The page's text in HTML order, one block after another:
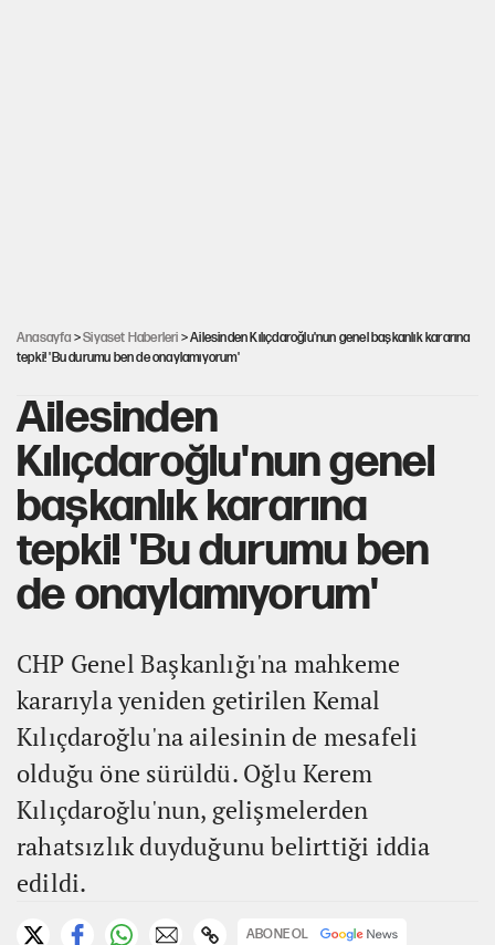
Anasayfa >Siyaset Haberleri > Ailesinden Kılıçdaroğlu'nun genel başkanlık kararına
tepki! 'Bu durumu ben de onaylamıyorum'
Ailesinden
Kılıçdaroğlu'nun genel
başkanlık kararına
tepki! 'Bu durumu ben
de onaylamıyorum'
CHP Genel Başkanlığı'na mahkeme
kararıyla yeniden getirilen Kemal
Kılıçdaroğlu'na ailesinin de mesafeli
olduğu öne sürüldü. Oğlu Kerem
Kılıçdaroğlu'nun, gelişmelerden
rahatsızlık duyduğunu belirttiği iddia
edildi.
ABONE OL